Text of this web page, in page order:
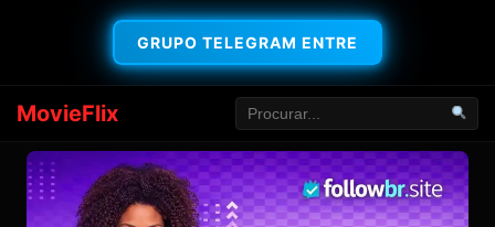
GRUPO TELEGRAM ENTRE
MovieFlix